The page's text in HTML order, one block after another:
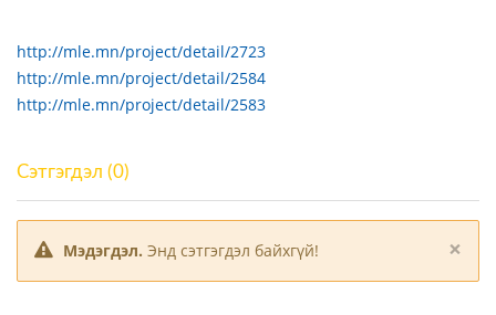
http://mle.mn/project/detail/2723
http://mle.mn/project/detail/2584
http://mle.mn/project/detail/2583
Сэтгэгдэл (0)
×
Мэдэгдэл. Энд сэтгэгдэл байхгүй!